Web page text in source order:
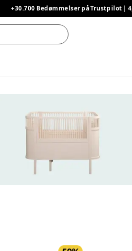
+30.700 Bedømmelser på Trustpilot |